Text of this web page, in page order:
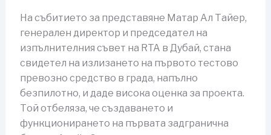
На събитието за представяне Матар Ал Тайер,
генерален директор и председател на
изпълнителния съвет на RTA в Дубай, стана
свидетел на излизането на първото тестово
превозно средство в града, напълно
безпилотно, и даде висока оценка за проекта.
Той отбеляза, че създаването и
функционирането на първата задгранична